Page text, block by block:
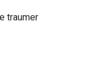
traumer